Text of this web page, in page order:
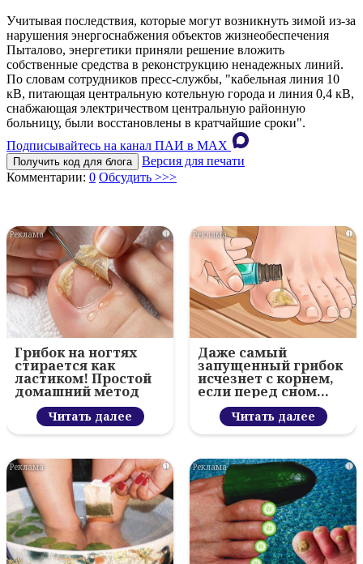
Учитывая последствия, которые могут возникнуть зимой из-за
нарушения энергоснабжения объектов жизнеобеспечения
Пыталово, энергетики приняли решение вложить
собственные средства в реконструкцию ненадежных линий.
По словам сотрудников пресс-службы, "кабельная линия 10
кВ, питающая центральную котельную города и линия 0,4 кВ,
снабжающая электричеством центральную районную
больницу, были восстановлены в кратчайшие сроки".
Подписывайтесь на канал ПАИ в MAХ
Получить код для блога
Версия для печати
Комментарии: 0 Обсудить >>>
i
Грибок на ногтях
стирается как
ластиком! Простой
домашний метод
Читать далее
i
Даже самый
запущенный грибок
исчезнет с корнем,
если перед сном…
Читать далее
i i